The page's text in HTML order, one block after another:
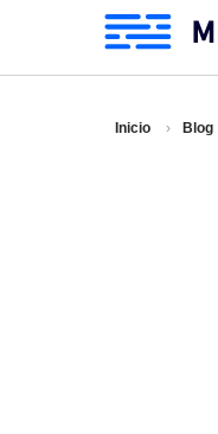
Inicio Blog